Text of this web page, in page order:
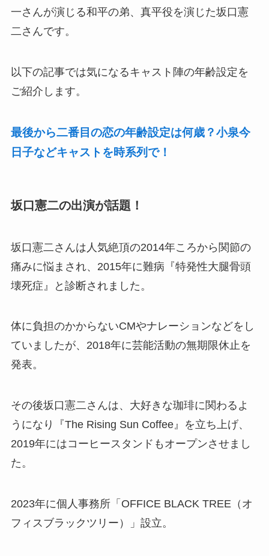
一さんが演じる和平の弟、真平役を演じた坂口憲
二さんです。
以下の記事では気になるキャスト陣の年齢設定を
ご紹介します。
最後から二番目の恋の年齢設定は何歳？小泉今
日子などキャストを時系列で！
坂口憲二の出演が話題！
坂口憲二さんは人気絶頂の2014年ころから関節の
痛みに悩まされ、2015年に難病『特発性大腿骨頭
壊死症』と診断されました。
体に負担のかからないCMやナレーションなどをし
ていましたが、2018年に芸能活動の無期限休止を
発表。
その後坂口憲二さんは、大好きな珈琲に関わるよ
うになり『The Rising Sun Coffee』を立ち上げ、
2019年にはコーヒースタンドもオープンさせまし
た。
2023年に個人事務所「OFFICE BLACK TREE（オ
フィスブラックツリー）」設立。